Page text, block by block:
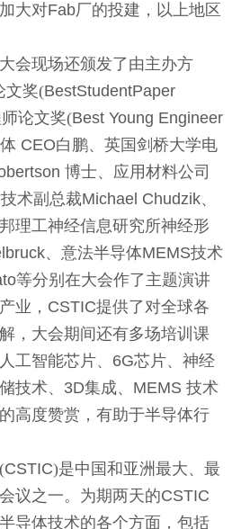
大对Fab厂的投建，以上地区
会现场还颁发了由主办方
文奖(BestStudentPaper
论文奖(Best Young Engineer
CEO白鹏、英国剑桥大学电
博士、应用材料公司
技术副总裁Michael Chudzik、
理工神经信息研究所神经形
、意法半导体MEMS技术
等分别在大会作了主题演讲
业， CSTIC提供了对全球各
，大会期间还有多场培训课
工智能芯片、 6G芯片、神经
技术、 3D集成、 MEMS 技术
高度赞赏，有助于半导体行
CSTIC)是中国和亚洲最大、最
议之一。为期两天的CSTIC
导体技术的各个方面，包括